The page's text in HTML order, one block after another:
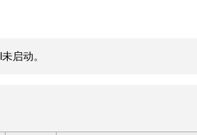
启动。